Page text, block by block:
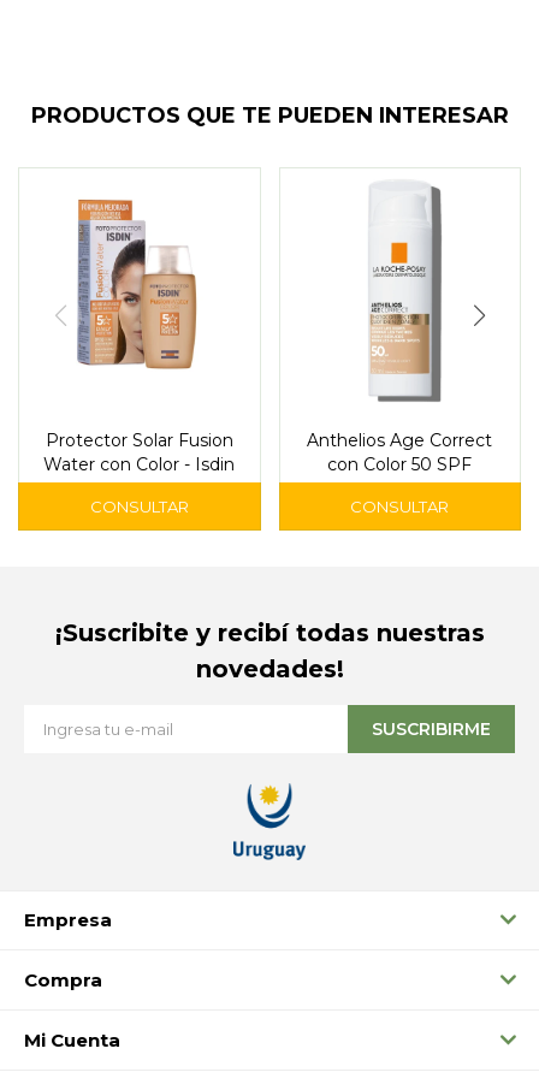
PRODUCTOS QUE TE PUEDEN INTERESAR
Protector Solar Fusion
Water con Color - Isdin
Anthelios Age Correct
con Color 50 SPF
Empresa
Compra
Mi Cuenta
¡Suscribite y recibí todas nuestras
novedades!
SUSCRIBIRME